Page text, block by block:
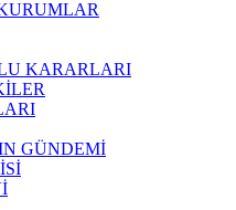
KARARLARI
GÜNDEMİ